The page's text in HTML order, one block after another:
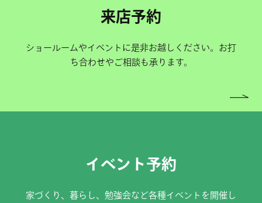
来店予約
ショールームやイベントに是非お越しください。お打
ち合わせやご相談も承ります。
イベント予約
家づくり、暮らし、勉強会など各種イベントを開催し